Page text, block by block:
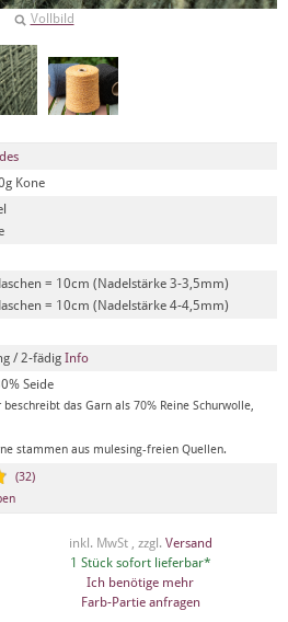
Vollbild
Kone
= 10cm (Nadelstärke 3-3,5mm)
= 10cm (Nadelstärke 4-4,5mm)
/ 2-fädig Info
Seide
das Garn als 70% Reine Schurwolle,
stammen aus mulesing-freien Quellen.
(32)
inkl. MwSt , zzgl. Versand
1 Stück sofort lieferbar*
Ich benötige mehr
Farb-Partie anfragen